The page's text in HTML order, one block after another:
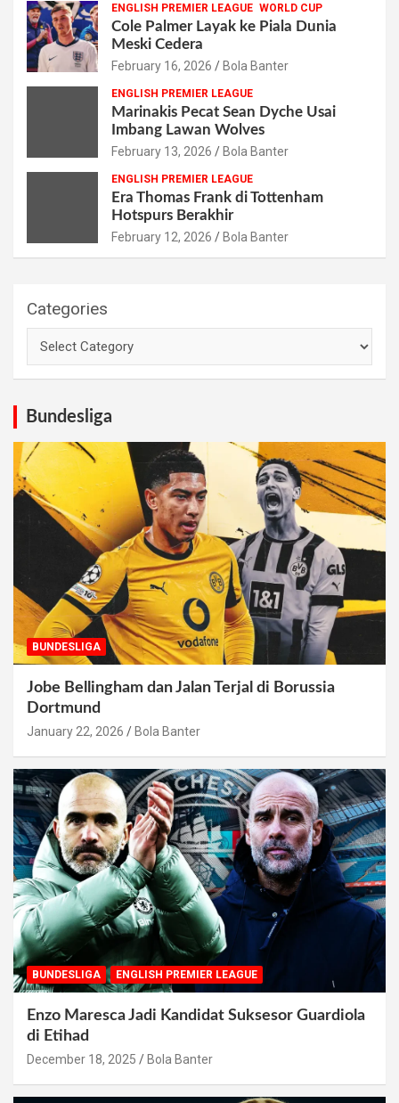
ENGLISH PREMIER LEAGUE WORLD CUP
Cole Palmer Layak ke Piala Dunia
Meski Cedera
February 16, 2026 Bola Banter
ENGLISH PREMIER LEAGUE
Marinakis Pecat Sean Dyche Usai
Imbang Lawan Wolves
February 13, 2026 Bola Banter
ENGLISH PREMIER LEAGUE
Era Thomas Frank di Tottenham
Hotspurs Berakhir
February 12, 2026 Bola Banter
Categories
Bundesliga
BUNDESLIGA
Jobe Bellingham dan Jalan Terjal di Borussia
Dortmund
January 22, 2026 Bola Banter
BUNDESLIGA ENGLISH PREMIER LEAGUE
Enzo Maresca Jadi Kandidat Suksesor Guardiola
di Etihad
December 18, 2025 Bola Banter